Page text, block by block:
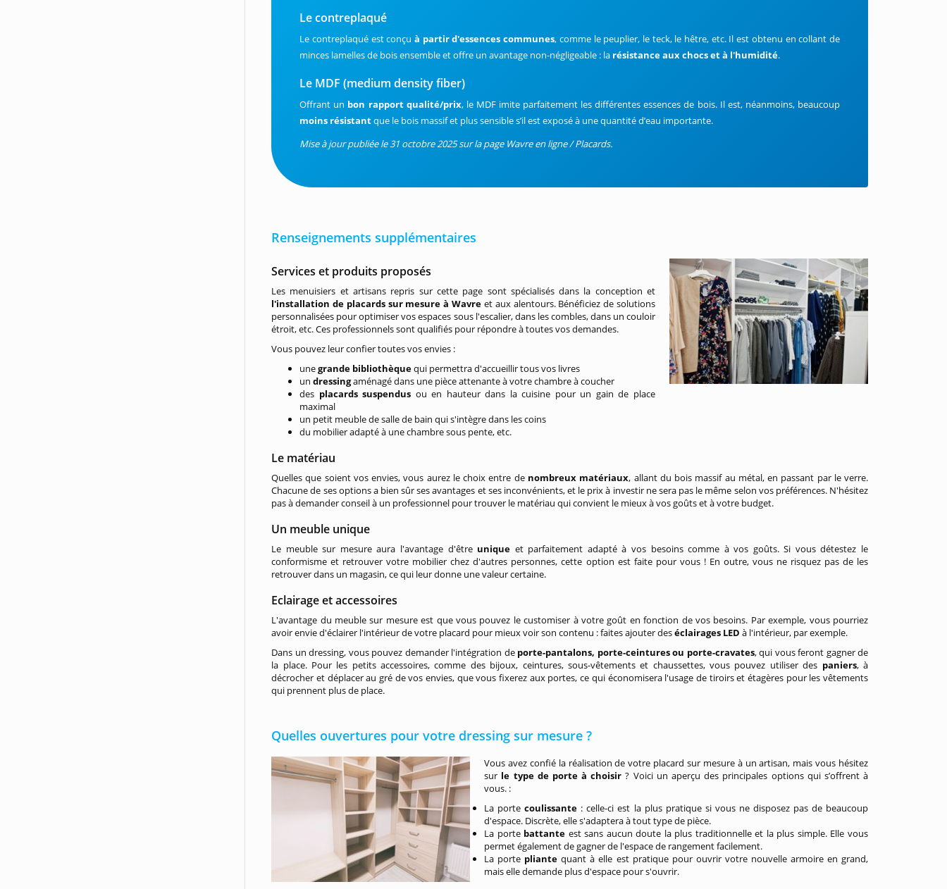
Le contreplaqué
Le contreplaqué est conçuà partir d'essences communes, comme le peuplier, le teck, le hêtre, etc. Il est obtenu en collant de
minces lamelles de bois ensemble et offre un avantage non-négligeable : la résistance aux chocs et à l'humidité.
Le MDF (medium density fiber)
Offrant un bon rapport qualité/prix, le MDF imite parfaitement les différentes essences de bois. Il est, néanmoins, beaucoup
moins résistantque le bois massif et plus sensible s’il est exposé à une quantité d’eau importante.
Mise à jour publiée le 31 octobre 2025 sur la page Wavre en ligne / Placards.
Renseignements supplémentaires
Services et produits proposés
Les menuisiers et artisans repris sur cette page sont spécialisés dans la conception et
l'installation de placards sur mesure à Wavre et aux alentours. Bénéficiez de solutions
personnalisées pour optimiser vos espaces sous l'escalier, dans les combles, dans un couloir
étroit, etc. Ces professionnels sont qualifiés pour répondre à toutes vos demandes.
Vous pouvez leur confier toutes vos envies :
unegrande bibliothèquequi permettra d'accueillir tous vos livres
undressingaménagé dans une pièce attenante à votre chambre à coucher
des placards suspendus ou en hauteur dans la cuisine pour un gain de place
maximal
un petit meuble de salle de bain qui s'intègre dans les coins
du mobilier adapté à une chambre sous pente, etc.
Le matériau
Quelles que soient vos envies, vous aurez le choix entre de nombreux matériaux, allant du bois massif au métal, en passant par le verre.
Chacune de ses options a bien sûr ses avantages et ses inconvénients, et le prix à investir ne sera pas le même selon vos préférences. N'hésitez
pas à demander conseil à un professionnel pour trouver le matériau qui convient le mieux à vos goûts et à votre budget.
Un meuble unique
Le meuble sur mesure aura l'avantage d'être unique et parfaitement adapté à vos besoins comme à vos goûts. Si vous détestez le
conformisme et retrouver votre mobilier chez d'autres personnes, cette option est faite pour vous ! En outre, vous ne risquez pas de les
retrouver dans un magasin, ce qui leur donne une valeur certaine.
Eclairage et accessoires
L'avantage du meuble sur mesure est que vous pouvez le customiser à votre goût en fonction de vos besoins. Par exemple, vous pourriez
avoir envie d'éclairer l'intérieur de votre placard pour mieux voir son contenu : faites ajouter deséclairages LEDà l'intérieur, par exemple.
Dans un dressing, vous pouvez demander l'intégration de porte-pantalons, porte-ceintures ou porte-cravates, qui vous feront gagner de
la place. Pour les petits accessoires, comme des bijoux, ceintures, sous-vêtements et chaussettes, vous pouvez utiliser des paniers, à
décrocher et déplacer au gré de vos envies, que vous fixerez aux portes, ce qui économisera l'usage de tiroirs et étagères pour les vêtements
qui prennent plus de place.
Quelles ouvertures pour votre dressing sur mesure ?
Vous avez confié la réalisation de votre placard sur mesure à un artisan, mais vous hésitez
sur le type de porte à choisir? Voici un aperçu des principales options qui s’offrent à
vous. :
La portecoulissante : celle-ci est la plus pratique si vous ne disposez pas de beaucoup
d'espace. Discrète, elle s'adaptera à tout type de pièce.
La porte battante est sans aucun doute la plus traditionnelle et la plus simple. Elle vous
permet également de gagner de l'espace de rangement facilement.
La porte pliante quant à elle est pratique pour ouvrir votre nouvelle armoire en grand,
mais elle demande plus d'espace pour s'ouvrir.